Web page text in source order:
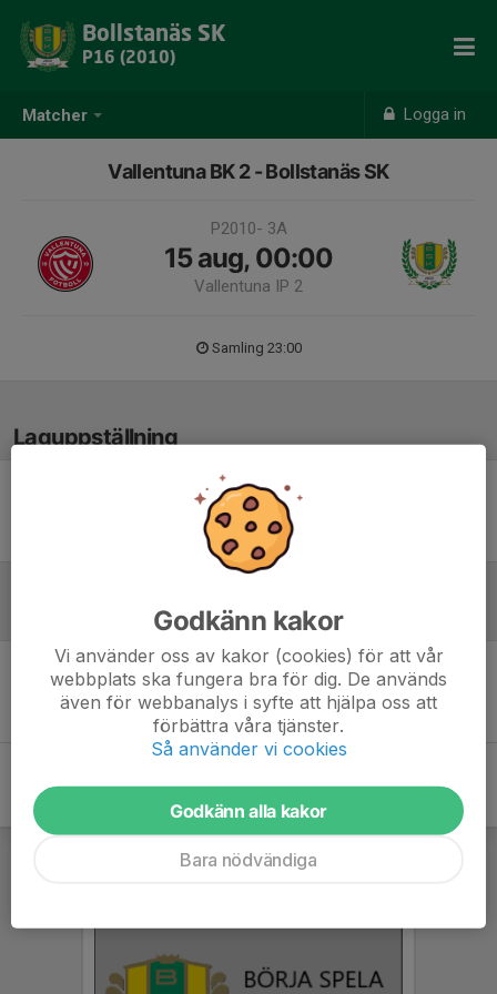
Matcher Logga in
Bollstanäs SK
P16 (2010)
Vallentuna BK 2 - Bollstanäs SK
P2010- 3A
15 aug, 00:00
Vallentuna IP 2
Samling 23:00
Laguppställning
Ingen uppställning ifylld
Inget skrivet
Godkänn kakor
Vi använder oss av kakor (cookies) för att vår
webbplats ska fungera bra för dig. De används
även för webbanalys i syfte att hjälpa oss att
förbättra våra tjänster.
Så använder vi cookies
Godkänn alla kakor
Bara nödvändiga